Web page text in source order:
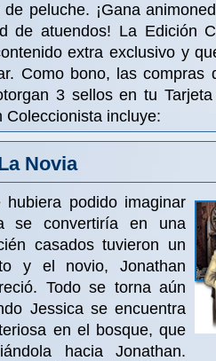
peluche. ¡Gana
de atuendos! La Edición
extra exclusivo y
Como bono, las compras
3 sellos en tu
Coleccionista incluye:
Novia
podido imaginar
se convertiría en una
casados tuvieron un
y el novio, Jonathan
Todo se torna aún
Jessica se encuentra
en el bosque, que
hacia Jonathan.